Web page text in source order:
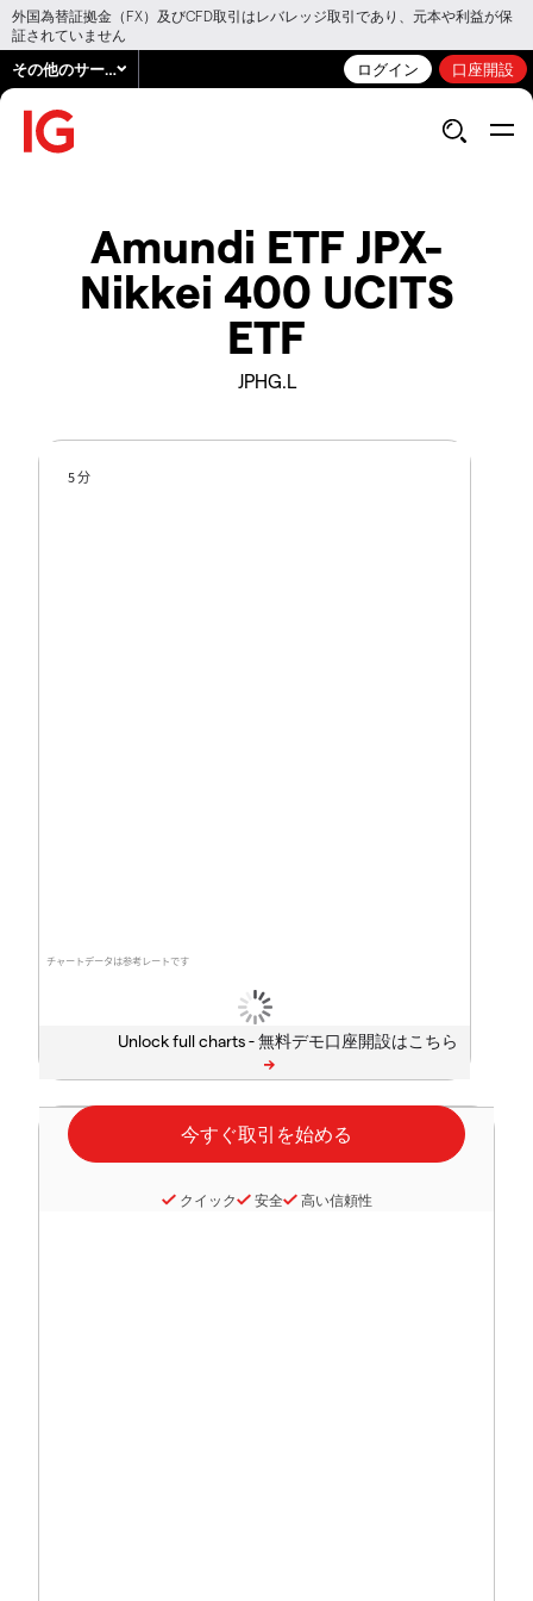
外国為替証拠金（FX）及びCFD取引はレバレッジ取引であり、元本や利益が保
証されていません
その他のサービス ログイン 口座開設
Amundi ETF JPX-
Nikkei 400 UCITS
ETF
JPHG.L
チャートデータは参考レートです
5 分
Unlock full charts -
クイック 安全 高い信頼性